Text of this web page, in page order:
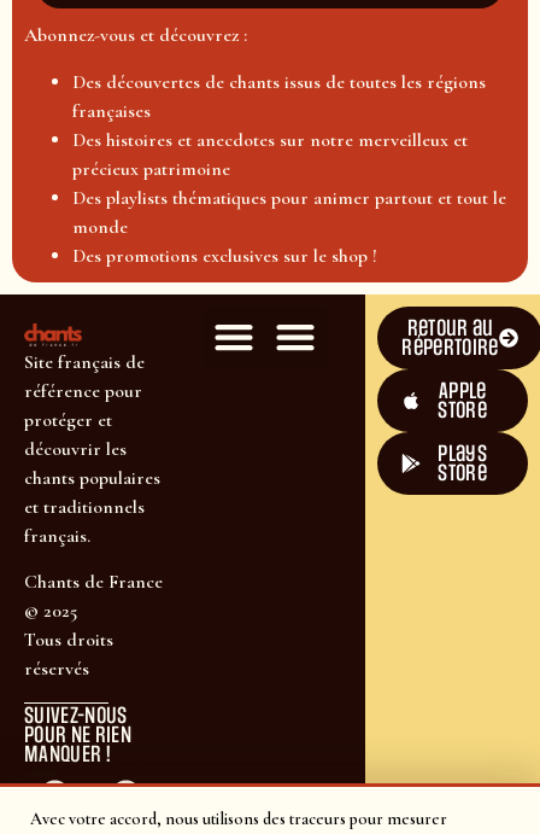
Avec votre accord, nous utilisons des traceurs pour mesurer
Abonnez-vous et découvrez :
Des découvertes de chants issus de toutes les régions
françaises
Des histoires et anecdotes sur notre merveilleux et
précieux patrimoine
Des playlists thématiques pour animer partout et tout le
monde
Des promotions exclusives sur le shop !
Site français de
référence pour
protéger et
découvrir les
chants populaires
et traditionnels
français.
Chants de France
© 2025
Tous droits
réservés
SUIVEZ-NOUS
POUR NE RIEN
MANQUER !
Retour au
répertoire
Apple
Store
plays
store